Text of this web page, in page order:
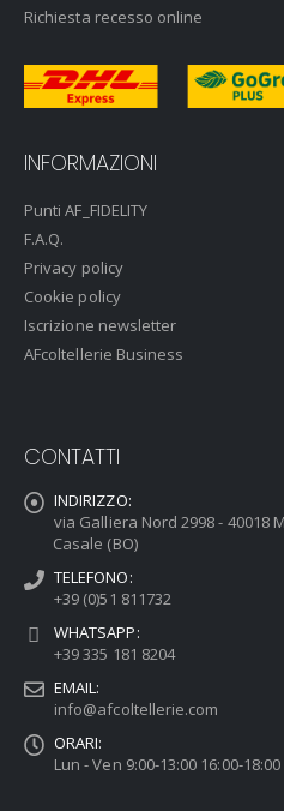
Richiesta recesso online
INFORMAZIONI
Punti AF_FIDELITY
F.A.Q.
Privacy policy
Cookie policy
Iscrizione newsletter
AFcoltellerie Business
CONTATTI
INDIRIZZO:
via Galliera Nord 2998 - 40018
Casale (BO)
TELEFONO:
+39 (0)51 811732
WHATSAPP:
+39 335 181 8204
EMAIL:
info@afcoltellerie.com
ORARI:
Lun - Ven 9:00-13:00 16:00-